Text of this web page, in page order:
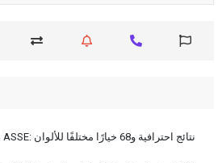
صبغة شعر أنبوبية 60 مل من ASSE: نتائج احترافية و68 خيارًا مختلفًا للألوان